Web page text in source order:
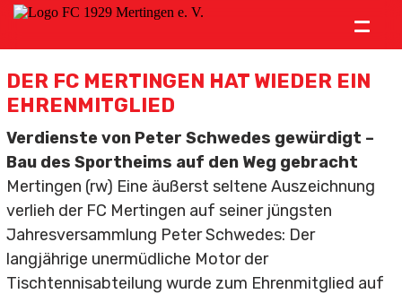
=
Verein
News
Ämter
Mitgliedschaft
Historie
Vereinslied
DER FC MERTINGEN HAT WIEDER EIN
EHRENMITGLIED
Verdienste von Peter Schwedes gewürdigt –
Bau des Sportheims auf den Weg gebracht
Mertingen (rw) Eine äußerst seltene Auszeichnung
verlieh der FC Mertingen auf seiner jüngsten
Jahresversammlung Peter Schwedes: Der
langjährige unermüdliche Motor der
Tischtennisabteilung wurde zum Ehrenmitglied auf